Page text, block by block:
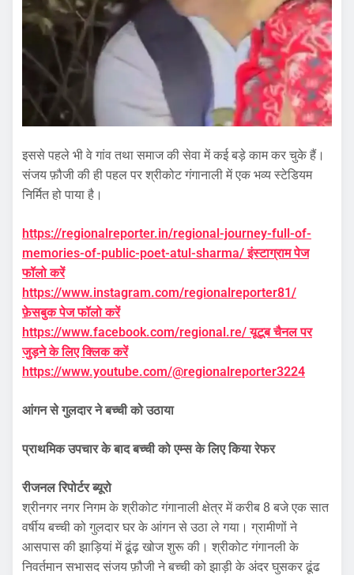
इससे पहले भी वे गांव तथा समाज की सेवा में कई बड़े काम कर चुके हैं।
संजय फ़ौजी की ही पहल पर श्रीकोट गंगानाली में एक भव्य स्टेडियम
निर्मित हो पाया है।
https://regionalreporter.in/regional-journey-full-of-
memories-of-public-poet-atul-sharma/ इंस्टाग्राम पेज
फॉलो करें
https://www.instagram.com/regionalreporter81/
फ़ेसबुक पेज फॉलो करें
https://www.facebook.com/regional.re/ यूटूब चैनल पर
जुड़ने के लिए क्लिक करें
https://www.youtube.com/@regionalreporter3224
आंगन से गुलदार ने बच्ची को उठाया
प्राथमिक उपचार के बाद बच्ची को एम्स के लिए किया रेफर
रीजनल रिपोर्टर ब्यूरो
श्रीनगर नगर निगम के श्रीकोट गंगानाली क्षेत्र में करीब 8 बजे एक सात
वर्षीय बच्ची को गुलदार घर के आंगन से उठा ले गया। ग्रामीणों ने
आसपास की झाड़ियां में ढूंढ़ खोज शुरू की। श्रीकोट गंगानली के
निवर्तमान सभासद संजय फ़ौजी ने बच्ची को झाड़ी के अंदर घुसकर ढूंढ